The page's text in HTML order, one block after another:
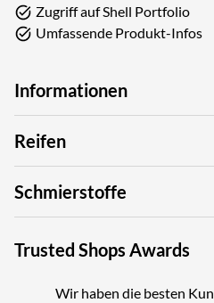
Zugriff auf Shell Portfolio
Umfassende Produkt-Infos
Informationen
Reifen
Schmierstoffe
Trusted Shops Awards
Wir haben die besten